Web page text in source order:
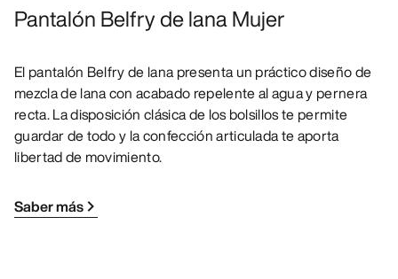
Pantalón Belfry de lana Mujer
El pantalón Belfry de lana presenta un práctico diseño de
mezcla de lana con acabado repelente al agua y pernera
recta. La disposición clásica de los bolsillos te permite
guardar de todo y la confección articulada te aporta
libertad de movimiento.
Saber más